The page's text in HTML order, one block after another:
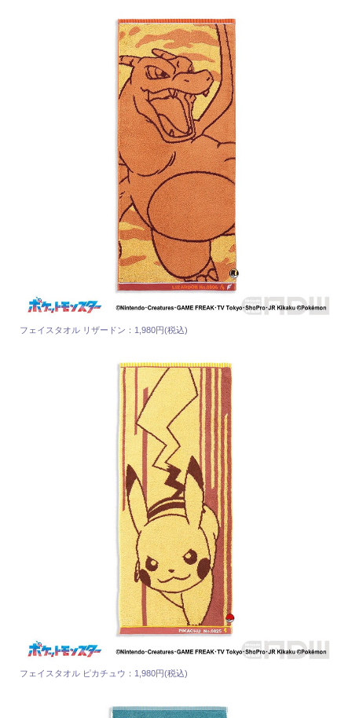
フェイスタオル リザードン：1,980円(税込)
フェイスタオル ピカチュウ：1,980円(税込)